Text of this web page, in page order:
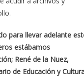
para llevar adelante
estábamos
René de la Nuez,
de Educación y